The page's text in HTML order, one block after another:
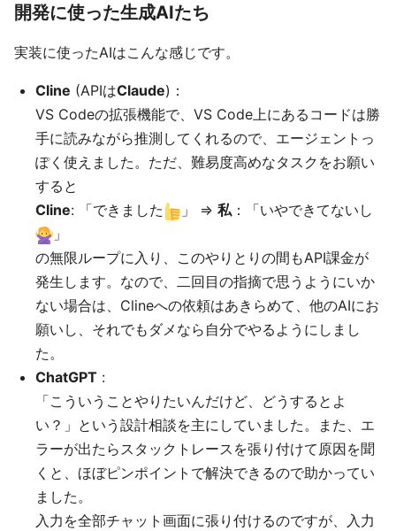
開発に使った生成AIたち
実装に使ったAIはこんな感じです。
Cline (APIはClaude)：
VS Codeの拡張機能で、VS Code上にあるコードは勝
手に読みながら推測してくれるので、エージェントっ
ぽく使えました。ただ、難易度高めなタスクをお願い
すると
Cline: 「できました 」 ⇒ 私 ：「いやできてないし
」
の無限ループに入り、このやりとりの間もAPI課金が
発生します。なので、二回目の指摘で思うようにいか
ない場合は、Clineへの依頼はあきらめて、他のAIにお
願いし、それでもダメなら自分でやるようにしまし
た。
ChatGPT :
「こういうことやりたいんだけど、どうするとよ
い？」という設計相談を主にしていました。また、エ
ラーが出たらスタックトレースを張り付けて原因を聞
くと、ほぼピンポイントで解決できるので助かってい
ました。
入力を全部チャット画面に張り付けるのですが、入力